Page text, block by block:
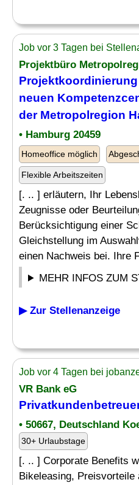
Job vor 3 Tagen bei
Projektbüro
neuen
der Metropolregion
• Hamburg 20459
Homeoffice möglich
Flexible Arbeitszeiten
[. .. ] erläutern, Ihr
Zeugnisse oder
Berücksichtigung einer
Gleichstellung im
einen Nachweis bei. Ihre
MEHR INFOS ZUM
▶ Zur Stellenanzeige
Job vor 4 Tagen bei
VR Bank eG
• 50667, Deutschland
30+ Urlaubstage
[. .. ] Corporate Benefits
Bikeleasing, Preisvorteile